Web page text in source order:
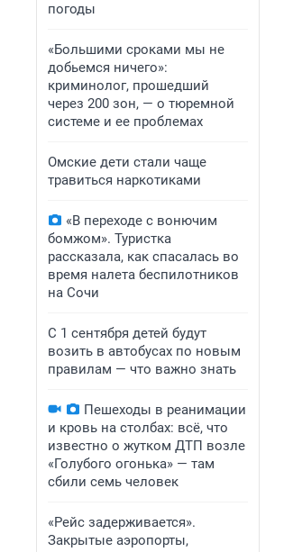
погоды
«Большими сроками мы не
добьемся ничего»:
криминолог, прошедший
через 200 зон, — о тюремной
системе и ее проблемах
Омские дети стали чаще
травиться наркотиками
«В переходе с вонючим
бомжом». Туристка
рассказала, как спасалась во
время налета беспилотников
на Сочи
С 1 сентября детей будут
возить в автобусах по новым
правилам — что важно знать
Пешеходы в реанимации
и кровь на столбах: всё, что
известно о жутком ДТП возле
«Голубого огонька» — там
сбили семь человек
«Рейс задерживается».
Закрытые аэропорты,